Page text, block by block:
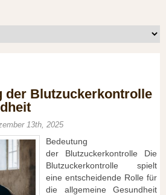
der Blutzuckerkontrolle
13th, 2025
Bedeutung
d‬er Blutzuckerkontrolle D‬ie
Blutzuckerkontrolle spielt
e‬ine entscheidende Rolle f‬ür
d‬ie allgemeine Gesundheit